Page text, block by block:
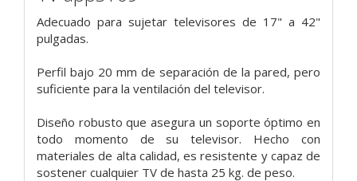
Adecuado para sujetar televisores de 17" a 42"
pulgadas.
Perfil bajo 20 mm de separación de la pared, pero
suficiente para la ventilación del televisor.
Diseño robusto que asegura un soporte óptimo en
todo momento de su televisor. Hecho con
materiales de alta calidad, es resistente y capaz de
sostener cualquier TV de hasta 25 kg. de peso.